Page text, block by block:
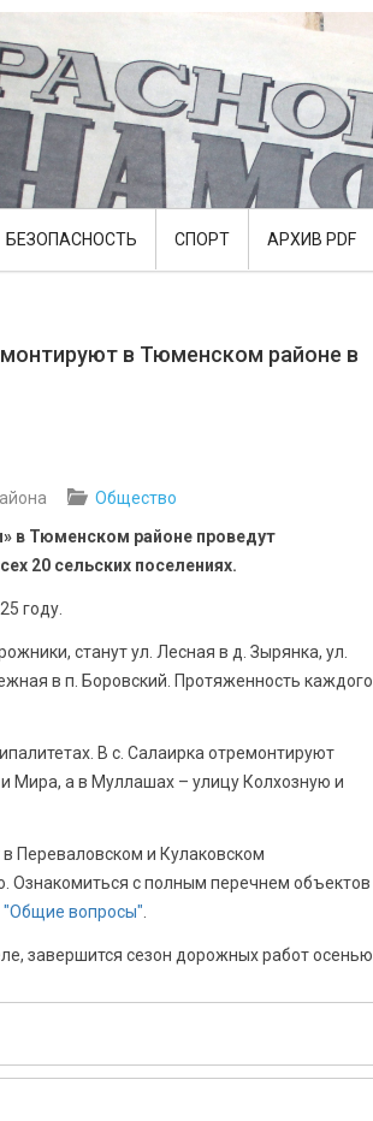
БЕЗОПАСНОСТЬ СПОРТ АРХИВ PDF
в Тюменском районе в
Общество
в Тюменском районе проведут
20 сельских поселениях.
году.
станут ул. Лесная в д. Зырянка, ул.
в п. Боровский. Протяженность каждого
В с. Салаирка отремонтируют
Мира, а в Муллашах – улицу Колхозную и
Переваловском и Кулаковском
Ознакомиться с полным перечнем объектов
"Общие вопросы"
завершится сезон дорожных работ осенью.